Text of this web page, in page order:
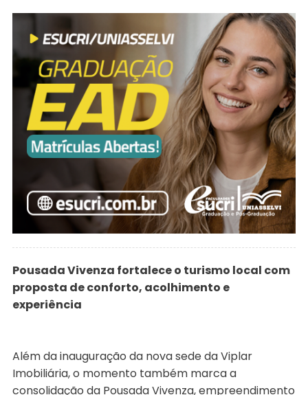
Pousada Vivenza fortalece o turismo local com
proposta de conforto, acolhimento e
experiência
Além da inauguração da nova sede da Viplar
Imobiliária, o momento também marca a
consolidação da Pousada Vivenza, empreendimento